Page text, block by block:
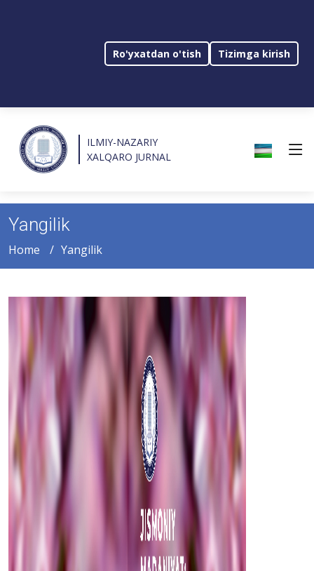
Ro'yxatdan o'tish Tizimga kirish
ILMIY-NAZARIY
XALQARO JURNAL
Yangilik
Home Yangilik